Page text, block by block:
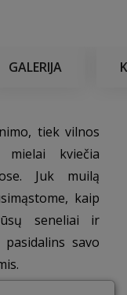
GALERIJA
tiek vilnos
kviečia
Juk muilą
kaip
seneliai ir
savo